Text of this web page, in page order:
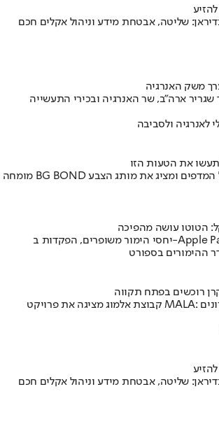
שליטה, אבטחת מידע וניהול אקלים חכם
משק האנרגיה
ארה"ב, שר האנרגיה ובכירי התעשייה
לאנרגיה ולסביבה
את הטעות הזו
ההימורים בספורט
רוכשים בפתח תקווה
קבוצת אלמוג מציגה את פרויקט MALA: מגדלי הפרימיום האחרונים
שליטה, אבטחת מידע וניהול אקלים חכם